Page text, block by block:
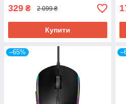
329 ₴ 2 099 ₴
Купити
–65%